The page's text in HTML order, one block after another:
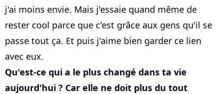
j'ai moins envie. Mais j'essaie quand même de
rester cool parce que c'est grâce aux gens qu'il se
passe tout ça. Et puis j'aime bien garder ce lien
avec eux.
Qu'est-ce qui a le plus changé dans ta vie
aujourd'hui ? Car elle ne doit plus du tout